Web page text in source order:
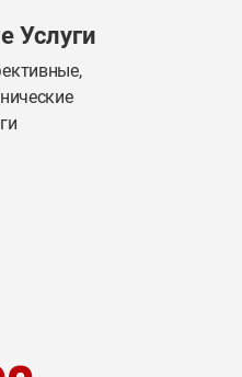
Услуги